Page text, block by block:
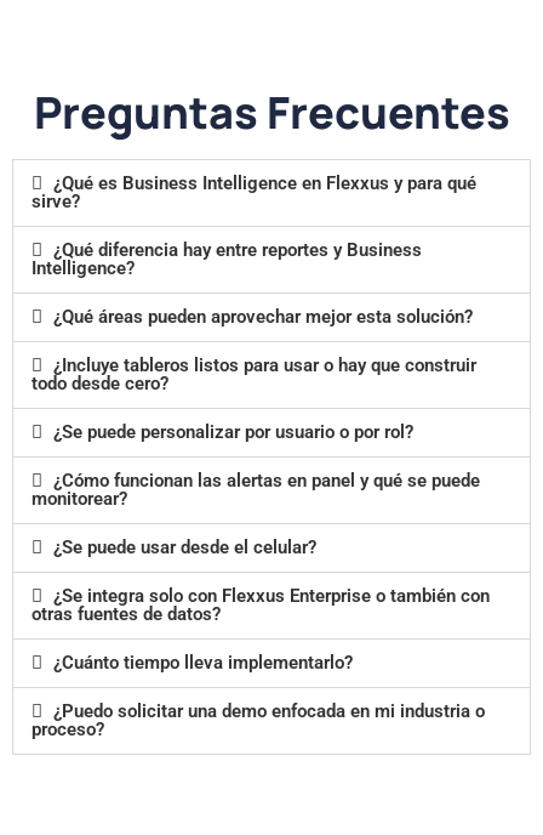
Preguntas Frecuentes
¿Qué es Business Intelligence en Flexxus y para qué
sirve?
¿Qué diferencia hay entre reportes y Business
Intelligence?
¿Qué áreas pueden aprovechar mejor esta solución?
¿Incluye tableros listos para usar o hay que construir
todo desde cero?
¿Se puede personalizar por usuario o por rol?
¿Cómo funcionan las alertas en panel y qué se puede
monitorear?
¿Se puede usar desde el celular?
¿Se integra solo con Flexxus Enterprise o también con
otras fuentes de datos?
¿Cuánto tiempo lleva implementarlo?
¿Puedo solicitar una demo enfocada en mi industria o
proceso?